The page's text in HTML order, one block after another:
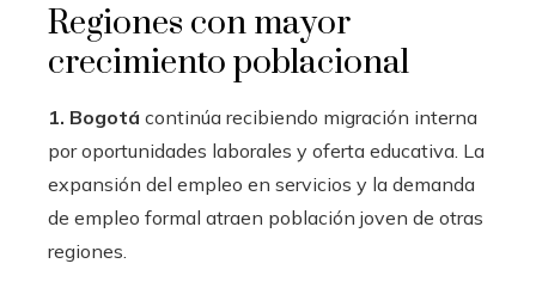
Regiones con mayor
crecimiento poblacional
1. Bogotá continúa recibiendo migración interna
por oportunidades laborales y oferta educativa. La
expansión del empleo en servicios y la demanda
de empleo formal atraen población joven de otras
regiones.